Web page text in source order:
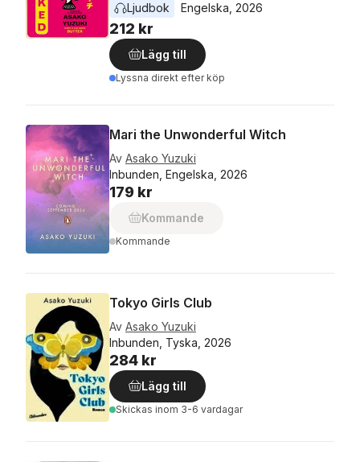
Ljudbok
Engelska, 2026
212 kr
Lägg till
Lyssna direkt efter köp
Mari the Unwonderful Witch
Av Asako Yuzuki
Inbunden, Engelska, 2026
179 kr
Kommande
Kommande
Tokyo Girls Club
Av Asako Yuzuki
Inbunden, Tyska, 2026
284 kr
Lägg till
Skickas inom 3-6 vardagar